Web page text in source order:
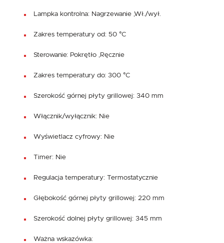
Lampka kontrolna: Nagrzewanie ,Wł./wył.
Zakres temperatury od: 50 °C
Sterowanie: Pokrętło ,Ręcznie
Zakres temperatury do: 300 °C
Szerokość górnej płyty grillowej: 340 mm
Włącznik/wyłącznik: Nie
Wyświetlacz cyfrowy: Nie
Timer: Nie
Regulacja temperatury: Termostatycznie
Głębokość górnej płyty grillowej: 220 mm
Szerokość dolnej płyty grillowej: 345 mm
Ważna wskazówka: